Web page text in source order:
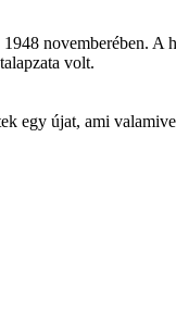
novemberében.
volt.
egy újat, ami